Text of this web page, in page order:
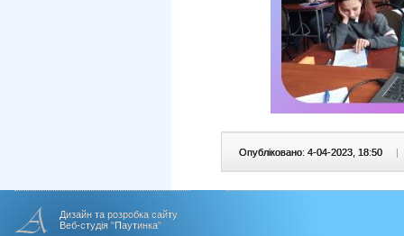
Опубліковано: 4-04-2023, 18:50 |
Дизайн та розробка сайту
Веб-студія "Паутинка"